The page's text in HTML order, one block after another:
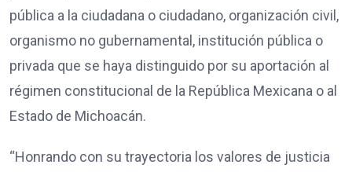
pública a la ciudadana o ciudadano, organización civil,
organismo no gubernamental, institución pública o
privada que se haya distinguido por su aportación al
régimen constitucional de la República Mexicana o al
Estado de Michoacán.
“Honrando con su trayectoria los valores de justicia